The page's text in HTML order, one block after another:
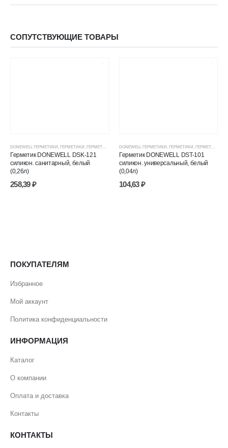
СОПУТСТВУЮЩИЕ ТОВАРЫ
DONEWELL ГЕРМЕТИКИ ГЕРМЕТИКИ ГЕРМЕТИКИ СИЛИКОНОВЫЕ ,ГЕРМЕТИКИ, КЛЕИ, ПЕНЫ,ЦЕНОВЫЕ
Герметик DONEWELL DSK-121
силикон. санитарный, белый
(0,26л)
258,39₽
DONEWELL ГЕРМЕТИКИ ГЕРМЕТИКИ ГЕРМЕТИКИ СИЛИКОНОВЫЕ
Герметик DONEWELL DST-101
силикон. универсальный, белый
(0,04л)
104,63₽
ПОКУПАТЕЛЯМ
Избранное
Мой аккаунт
Политика конфиденциальности
ИНФОРМАЦИЯ
Каталог
О компании
Оплата и доставка
Контакты
КОНТАКТЫ